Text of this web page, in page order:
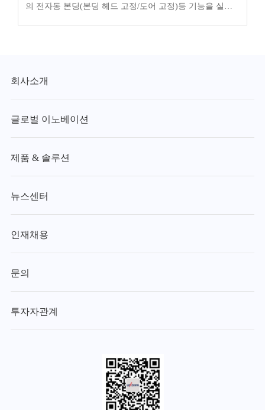
의 전자동 본딩(본딩 헤드 고정/도어 고정)등 기능을 실현
회사소개
글로벌 이노베이션
제품 & 솔루션
뉴스센터
인재채용
문의
투자자관계